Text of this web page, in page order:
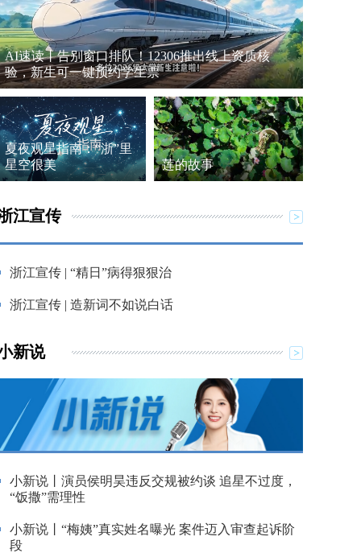
AI速读丨告别窗口排队！12306推出线上资质核
验，新生可一键预约学生票
夏夜观星指南：“浙”里
星空很美
莲的故事
江宣传
浙江宣传 | “精日”病得狠狠治
浙江宣传 | 造新词不如说白话
新说
小新说丨演员侯明昊违反交规被约谈 追星不过度，
“饭撒”需理性
小新说丨“梅姨”真实姓名曝光 案件迈入审查起诉阶
段